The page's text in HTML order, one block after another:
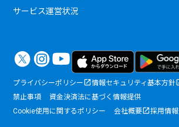
サービス運営状況
プライバシーポリシー 情報セキュリティ基本方針
禁止事項
資金決済法に基づく情報提供
Cookie使用に関するポリシー
会社概要 採用情報